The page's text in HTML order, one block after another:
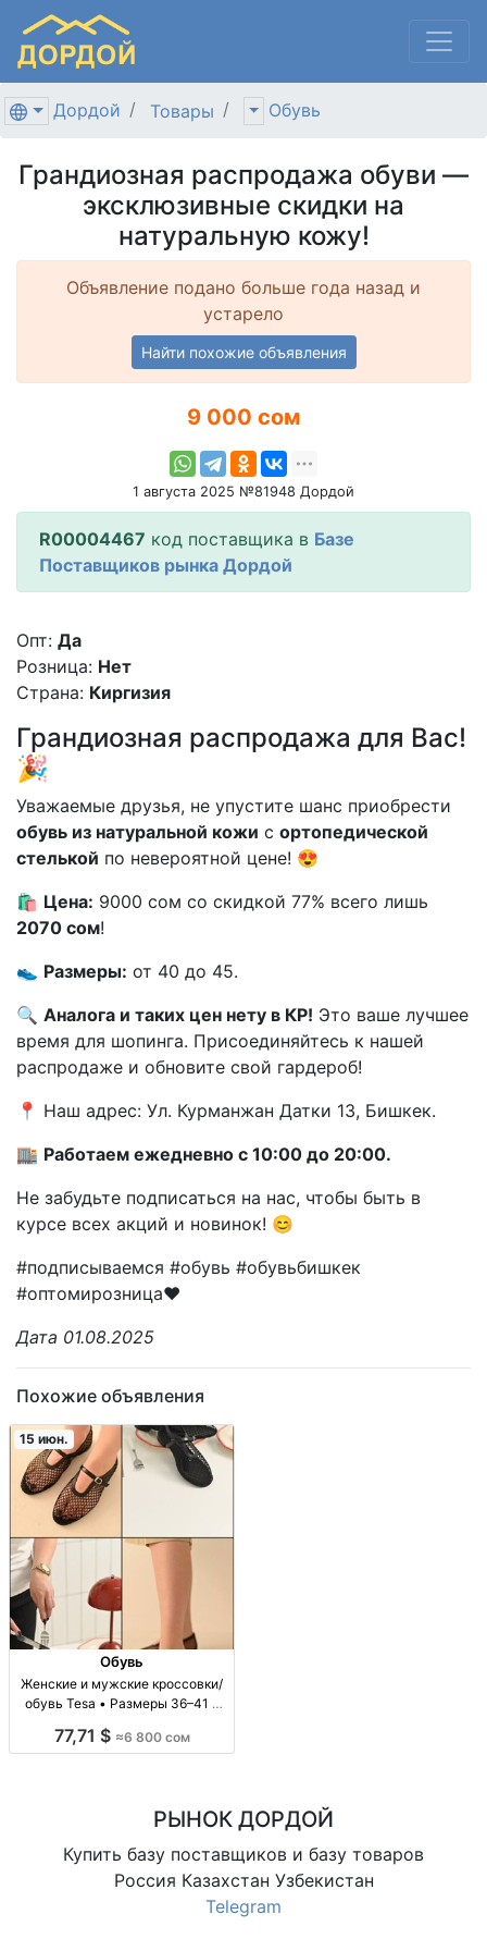
Дордой Товары Обувь
Грандиозная распродажа обуви —
эксклюзивные скидки на
натуральную кожу!
Объявление подано больше года назад и
устарело
Найти похожие объявления
9 000 сом
1 августа 2025 №81948 Дордой
R00004467 код поставщика в Базе
Поставщиков рынка Дордой
Опт: Да
Розница: Нет
Страна: Киргизия
Грандиозная распродажа для Вас!
🎉
Уважаемые друзья, не упустите шанс приобрести
обувь из натуральной кожи с ортопедической
стелькой по невероятной цене! 😍
🛍️ Цена: 9000 сом со скидкой 77% всего лишь
2070 сом!
👟 Размеры: от 40 до 45.
🔍 Аналога и таких цен нету в КР! Это ваше лучшее
время для шопинга. Присоединяйтесь к нашей
распродаже и обновите свой гардероб!
📍 Наш адрес: Ул. Курманжан Датки 13, Бишкек.
🏬 Работаем ежедневно с 10:00 до 20:00.
Не забудьте подписаться на нас, чтобы быть в
курсе всех акций и новинок! 😊
#подписываемся #обувь #обувьбишкек
#оптомирозница❤️
Дата 01.08.2025
Похожие объявления
15 июн.
Обувь
Женские и мужские кроссовки/
обувь Tesa • Размеры 36–41 •
р-ры 36–41; цена 6800 KGS;
77,71 $ ≈6 800 сом
РЫНОК ДОРДОЙ
Купить базу поставщиков и базу товаров
Россия Казахстан Узбекистан
Telegram